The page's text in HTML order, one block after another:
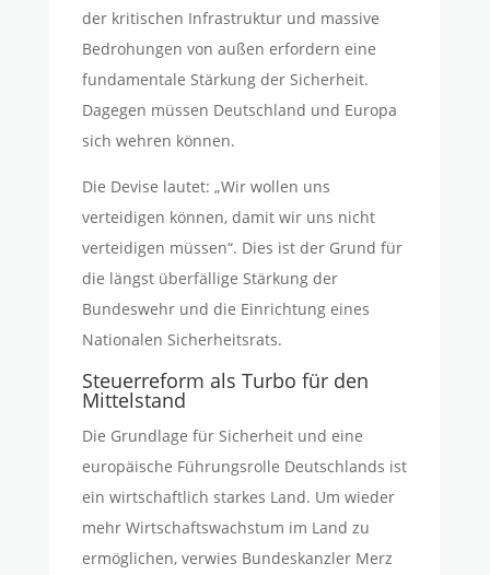
der kritischen Infrastruktur und massive
Bedrohungen von außen erfordern eine
fundamentale Stärkung der Sicherheit.
Dagegen müssen Deutschland und Europa
sich wehren können.
Die Devise lautet: „Wir wollen uns
verteidigen können, damit wir uns nicht
verteidigen müssen“. Dies ist der Grund für
die längst überfällige Stärkung der
Bundeswehr und die Einrichtung eines
Nationalen Sicherheitsrats.
Steuerreform als Turbo für den
Mittelstand
Die Grundlage für Sicherheit und eine
europäische Führungsrolle Deutschlands ist
ein wirtschaftlich starkes Land. Um wieder
mehr Wirtschaftswachstum im Land zu
ermöglichen, verwies Bundeskanzler Merz